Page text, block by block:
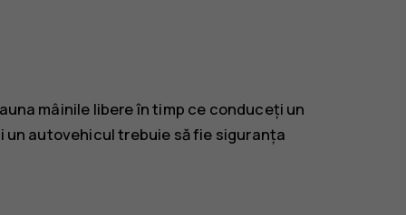
mâinile libere în timp ce conduceți un
un autovehicul trebuie să fie siguranța